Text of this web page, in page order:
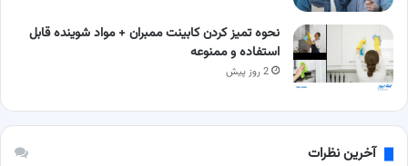
نحوه تمیز کردن کابینت ممبران + مواد شوینده قابل
استفاده و ممنوعه
2 روز پیش
آخرین نظرات